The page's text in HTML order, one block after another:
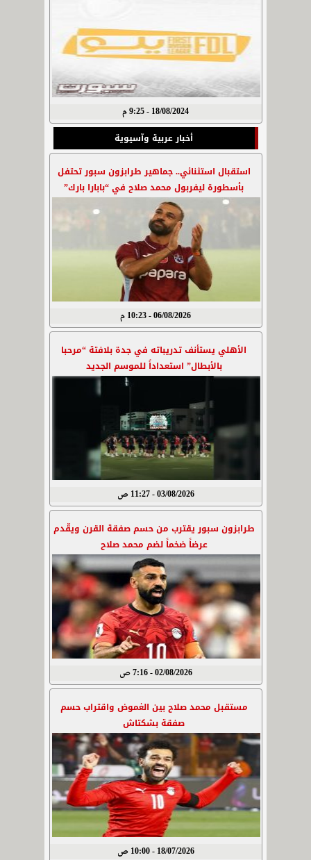
18/08/2024 - 9:25 م
أخبار عربية وآسيوية
استقبال استثنائي.. جماهير طرابزون سبور تحتفل
بأسطورة ليفربول محمد صلاح في “بابارا بارك”
06/08/2026 - 10:23 م
الأهلي يستأنف تدريباته في جدة بلافتة “مرحبا
بالأبطال” استعداداً للموسم الجديد
03/08/2026 - 11:27 ص
طرابزون سبور يقترب من حسم صفقة القرن ويقّدم
عرضاً ضخماً لضم محمد صلاح
02/08/2026 - 7:16 ص
مستقبل محمد صلاح بين الغموض واقتراب حسم
صفقة بشكتاش
18/07/2026 - 10:00 ص